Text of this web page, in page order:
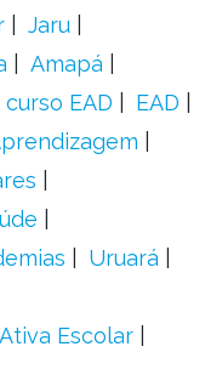
Jaru
Amapá
curso EAD
EAD
Uruará
Escolar